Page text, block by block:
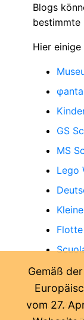
Blogs
bestimmte
Hier
GS
MS
Lego
Freitag, 27.
Gemäß
vom 27.